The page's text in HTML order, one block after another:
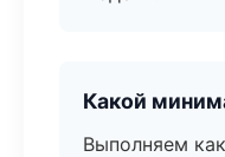
Какой
Выполняем